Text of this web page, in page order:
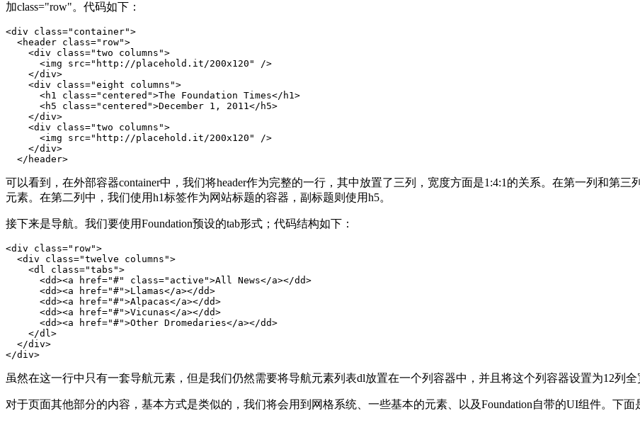
加class="row"。代码如下：
<div class="container">
  <header class="row">
    <div class="two columns">
      <img src="http://placehold.it/200x120" />
    </div>
    <div class="eight columns">
      <h1 class="centered">The Foundation Times</h1>
      <h5 class="centered">December 1, 2011</h5>
    </div>
    <div class="two columns">
      <img src="http://placehold.it/200x120" />
    </div>
  </header>
可以看到，在外部容器container中，我们将header作为完整的一行，其中放置了三列，宽度方面是1:4:1的关系。在第一列和第
元素。在第二列中，我们使用h1标签作为网站标题的容器，副标题则使用h5。
接下来是导航。我们要使用Foundation预设的tab形式；代码结构如下：
<div class="row">
  <div class="twelve columns">
    <dl class="tabs">
      <dd><a href="#" class="active">All News</a></dd>
      <dd><a href="#">Llamas</a></dd>
      <dd><a href="#">Alpacas</a></dd>
      <dd><a href="#">Vicunas</a></dd>
      <dd><a href="#">Other Dromedaries</a></dd>
    </dl>
  </div>
</div>
虽然在这一行中只有一套导航元素，但是我们仍然需要将导航元素列表dl放置在一个列容器中，并且将这个列容器设置为12列全
对于页面其他部分的内容，基本方式是类似的，我们将会用到网格系统、一些基本的元素、以及Foundation自带的UI组件。下面